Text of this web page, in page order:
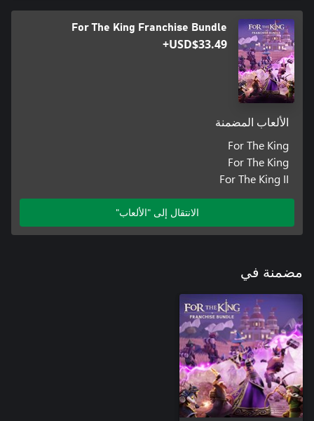
For The King Franchise Bundle
USD$33.49+
الألعاب المضمنة
For The King
For The King
For The King II
الانتقال إلى "الألعاب"
مضمنة في